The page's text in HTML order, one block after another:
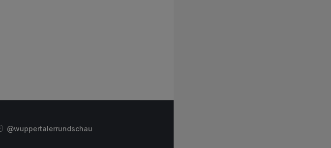
@wuppertalerrundschau